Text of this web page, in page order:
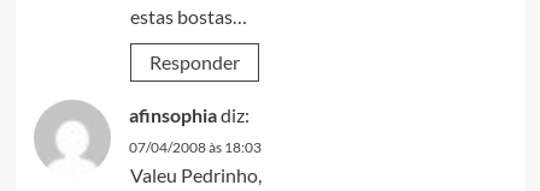
estas bostas…
Responder
afinsophiadiz:
07/04/2008 às 18:03
Valeu Pedrinho,